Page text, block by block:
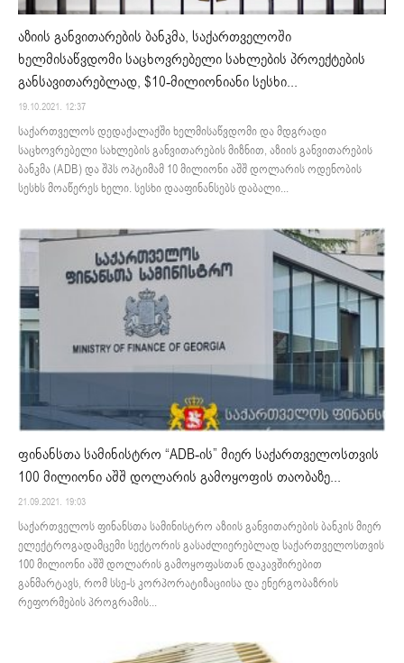
აზიის განვითარების ბანკმა, საქართველოში
ხელმისაწვდომი საცხოვრებელი სახლების პროექტების
განსავითარებლად, $10-მილიონიანი სესხი...
19.10.2021. 12:37
საქართველოს დედაქალაქში ხელმისაწვდომი და მდგრადი
საცხოვრებელი სახლების განვითარების მიზნით, აზიის განვითარების
ბანკმა (ADB) და შპს ოპტიმამ 10 მილიონი აშშ დოლარის ოდენობის
სესხს მოაწერეს ხელი. სესხი დააფინანსებს დაბალი...
ფინანსთა სამინისტრო “ADB-ის” მიერ საქართველოსთვის
100 მილიონი აშშ დოლარის გამოყოფის თაობაზე...
21.09.2021. 19:03
საქართველოს ფინანსთა სამინისტრო აზიის განვითარების ბანკის მიერ
ელექტროგადამცემი სექტორის გასაძლიერებლად საქართველოსთვის
100 მილიონი აშშ დოლარის გამოყოფასთან დაკავშირებით
განმარტავს, რომ სსე-ს კორპორატიზაციისა და ენერგობაზრის
რეფორმების პროგრამის...